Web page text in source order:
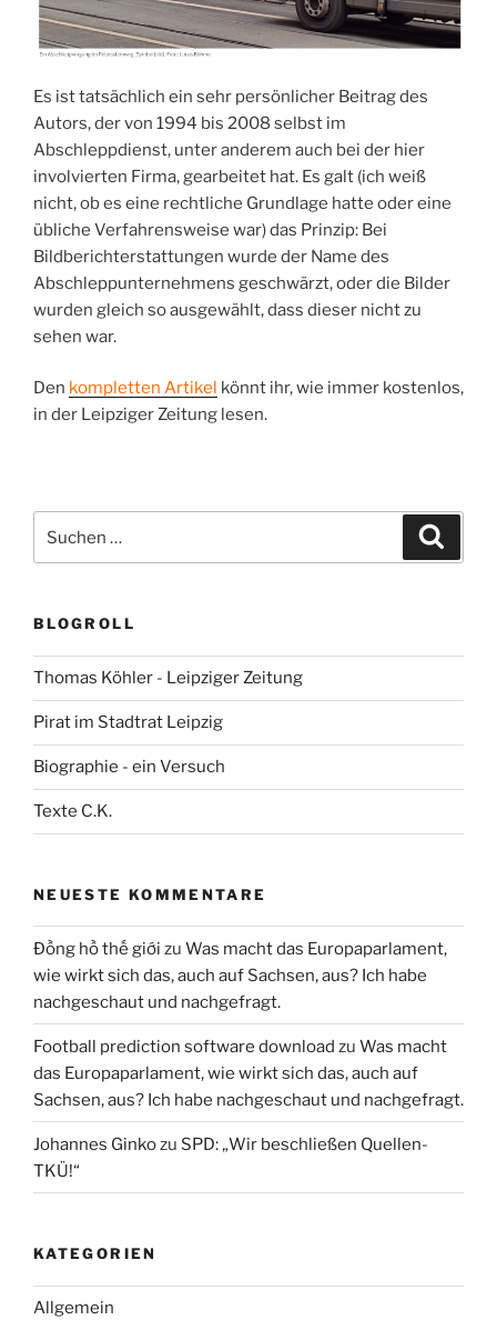
Es ist tatsächlich ein sehr persönlicher Beitrag des
Autors, der von 1994 bis 2008 selbst im
Abschleppdienst, unter anderem auch bei der hier
involvierten Firma, gearbeitet hat. Es galt (ich weiß
nicht, ob es eine rechtliche Grundlage hatte oder eine
übliche Verfahrensweise war) das Prinzip: Bei
Bildberichterstattungen wurde der Name des
Abschleppunternehmens geschwärzt, oder die Bilder
wurden gleich so ausgewählt, dass dieser nicht zu
sehen war.
Den kompletten Artikel könnt ihr, wie immer kostenlos,
in der Leipziger Zeitung lesen.
nach:
BLOGROLL
Thomas Köhler - Leipziger Zeitung
Pirat im Stadtrat Leipzig
Biographie - ein Versuch
Texte C.K.
NEUESTE KOMMENTARE
Đồng hồ thế giới zu Was macht das Europaparlament,
wie wirkt sich das, auch auf Sachsen, aus? Ich habe
nachgeschaut und nachgefragt.
Football prediction software download zu Was macht
das Europaparlament, wie wirkt sich das, auch auf
Sachsen, aus? Ich habe nachgeschaut und nachgefragt.
Johannes Ginkozu SPD: „Wir beschließen Quellen-
TKÜ!“
KATEGORIEN
Allgemein